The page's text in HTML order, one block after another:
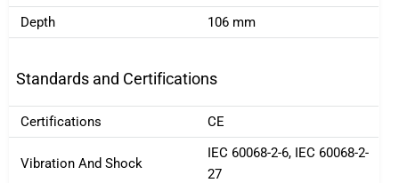
Depth
106 mm
Standards and Certifications
Certifications CE
Vibration And Shock
IEC 60068-2-6, IEC 60068-2-
27